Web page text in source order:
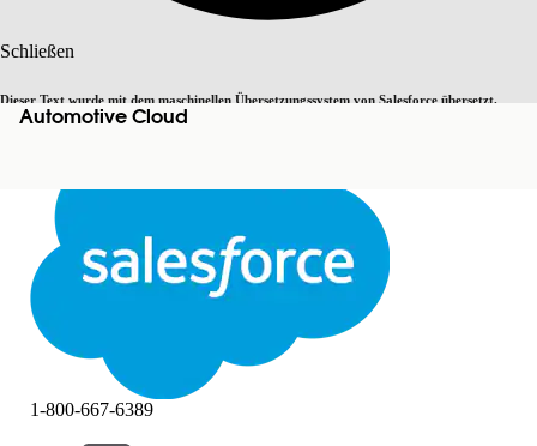
Schließen
Dieser Text wurde mit dem maschinellen Übersetzungssystem von Salesforce übersetzt.
Weitere Details finden Sie hier .
Schließen
Automotive Cloud
1-800-667-6389